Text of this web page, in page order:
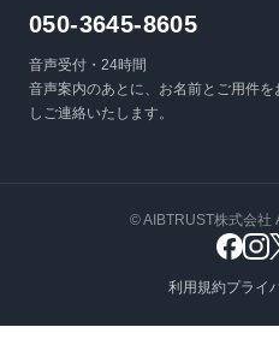
050-3645-8605
音声受付・24時間
音声案内のあとに、お名前とご用件
しご連絡いたします。
© AIBTRUST株式会社
利用規約プライ